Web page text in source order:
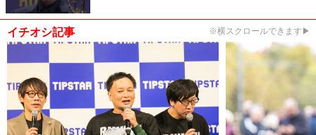
イチオシ記事 ※横スクロールできます▶